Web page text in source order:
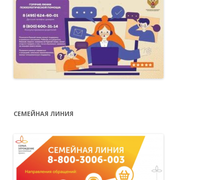
СЕМЕЙНАЯ ЛИНИЯ